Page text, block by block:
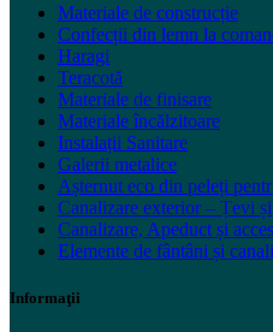
Materiale de construcție
Confecții din lemn la
Haragi
Teracotă
Materiale de finisare
Materiale încălzitoare
Instalații Sanitare
Galerii metalice
Așternut eco din peleți
Canalizare exterior – Țevi
Canalizare, Apeduct și
Elemente de fântâni și
Informaţii